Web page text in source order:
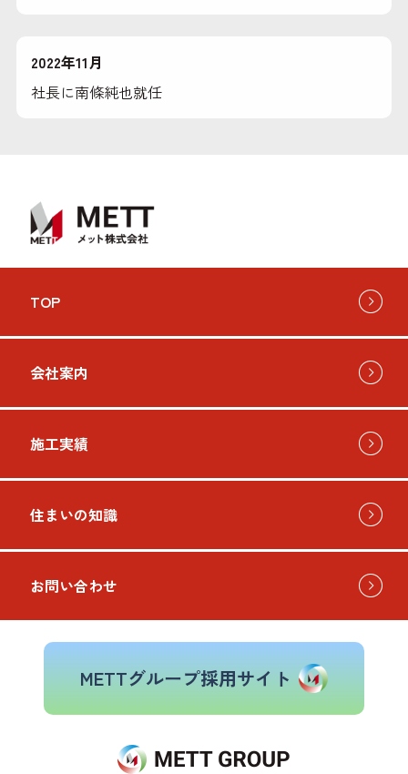
2022年11月
社長に南條純也就任
TOP
会社案内
施工実績
住まいの知識
お問い合わせ
METTグループ採用サイト